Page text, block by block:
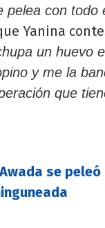
pelea con todo
Yanina
un huevo
y me la
que
se